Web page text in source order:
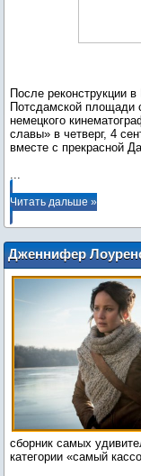
После реконструкции
Потсдамской площади
немецкого
славы» в четверг, 4
...
Читать дальше »
Дженнифер
рекордов Гиннесса
сыгравшая самую
сборник самых
категории «самый